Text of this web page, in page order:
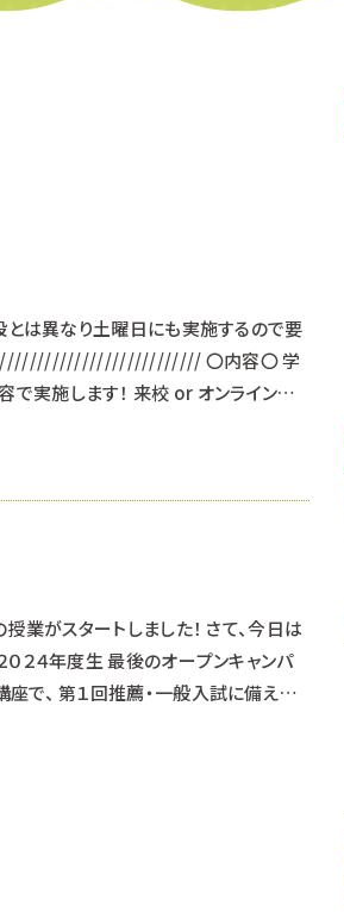
は異なり土曜日にも実施するので要
〇内容〇 学
実施します！ 来校 or オンラインど
がスタートしました！ さて、今日は
０２４年度生 最後のオープンキャンパ
で、 第１回推薦・一般入試に備えよ
ットエステ・トリミング科 RAPで癒